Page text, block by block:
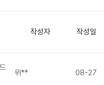
작성자 작성일
위** 08-27